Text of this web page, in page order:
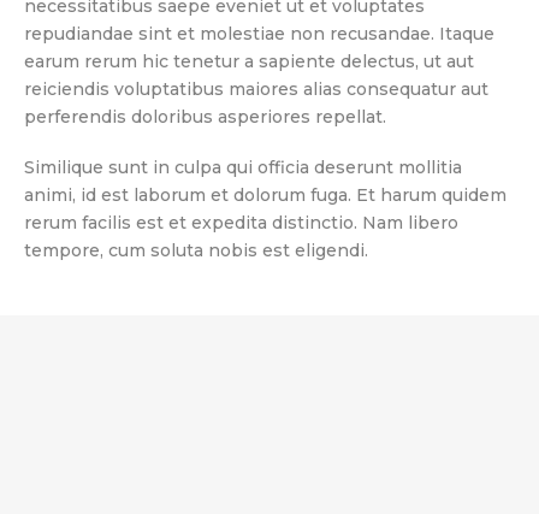
necessitatibus saepe eveniet ut et voluptates
repudiandae sint et molestiae non recusandae. Itaque
earum rerum hic tenetur a sapiente delectus, ut aut
reiciendis voluptatibus maiores alias consequatur aut
perferendis doloribus asperiores repellat.
Similique sunt in culpa qui officia deserunt mollitia
animi, id est laborum et dolorum fuga. Et harum quidem
rerum facilis est et expedita distinctio. Nam libero
tempore, cum soluta nobis est eligendi.